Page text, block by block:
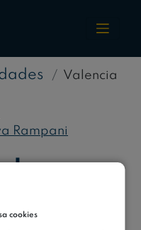
cookies
Valencia
Rampani
de